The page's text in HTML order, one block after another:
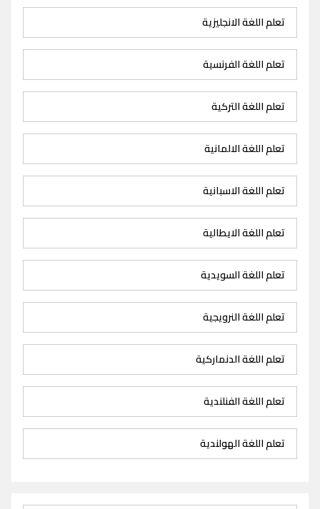
تعلم اللغة الانجليزية
تعلم اللغة الفرنسية
تعلم اللغة التركية
تعلم اللغة الالمانية
تعلم اللغة الاسبانية
تعلم اللغة الايطالية
تعلم اللغة السويدية
تعلم اللغة النرويجية
تعلم اللغة الدنماركية
تعلم اللغة الفنلندية
تعلم اللغة الهولندية